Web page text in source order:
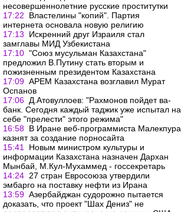
несовершеннолетние русские проститутки
17:22
Властелины "копий". Партия
интернета основала новую религию
17:13
Искренний друг Израиля стал
замглавы МИД Узбекистана
17:10 "Союз мусульман Казахстана"
предложил В.Путину стать вторым и
пожизненным президентом Казахстана
17:09 АРЕМ Казахстана возглавил Мурат
Оспанов
17:06 Д.Атовуллоев: "Рахмонов пойдет ва-
банк. Сегодня каждый таджик уже испытал на
себе "прелести" этого режима"
16:58 В Иране веб-программиста Малекпура
казнят за создание порносайта
15:41
Новым министром культуры и
информации Казахстана назначен Дархан
Мынбай, М.Кул-Мухаммед - госсекретарь
14:24 27 стран Евросоюза утвердили
эмбарго на поставку нефти из Ирана
13:59 Азербайджан судорожно пытается
доказать, что проект "Шах Дениз" не